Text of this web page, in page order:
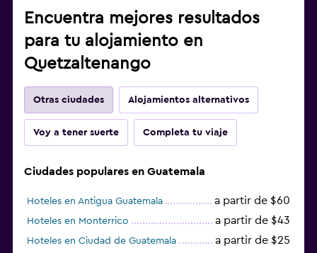
Encuentra mejores resultados
para tu alojamiento en
Quetzaltenango
Otras ciudades Alojamientos alternativos
Voy a tener suerte Completa tu viaje
Ciudades populares en Guatemala
Hoteles en Antigua Guatemala a partir de $60
Hoteles en Monterrico a partir de $43
Hoteles en Ciudad de Guatemala a partir de $25